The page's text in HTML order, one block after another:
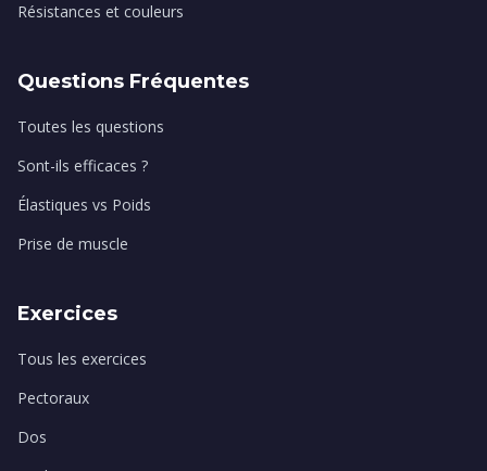
Résistances et couleurs
Questions Fréquentes
Toutes les questions
Sont-ils efficaces ?
Élastiques vs Poids
Prise de muscle
Exercices
Tous les exercices
Pectoraux
Dos